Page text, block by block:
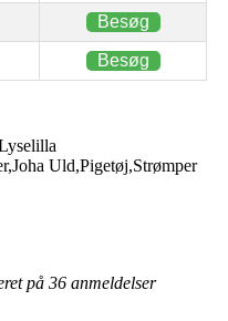
Besøg
Besøg
Uld,Pigetøj,Strømper
på 36 anmeldelser